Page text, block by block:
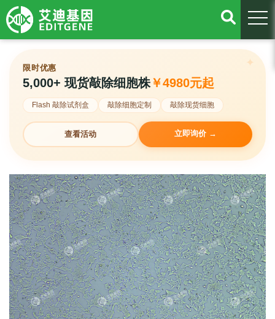
限时优惠
5,000+ 现货敲除细胞株￥4980元起
Flash 敲除试剂盒 敲除细胞定制 敲除现货细胞
查看活动 立即询价 →